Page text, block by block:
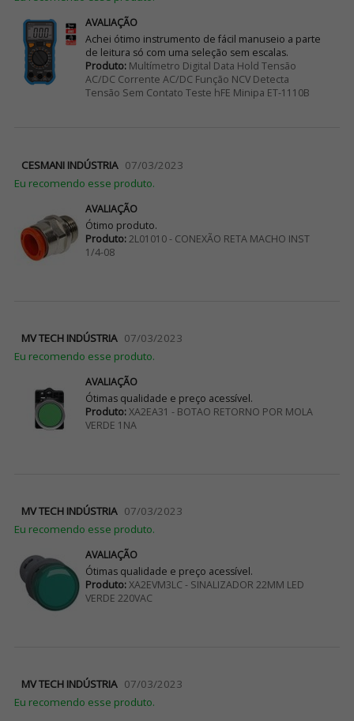
AVALIAÇÃO
Achei ótimo instrumento de fácil manuseio a parte
de leitura só com uma seleção sem escalas.
Produto:Multímetro Digital Data Hold Tensão
AC/DC Corrente AC/DC Função NCV Detecta
Tensão Sem Contato Teste hFE Minipa ET-1110B
CESMANI INDÚSTRIA 07/03/2023
Eu recomendo esse produto.
AVALIAÇÃO
Ótimo produto.
Produto:2L01010 - CONEXÃO RETA MACHO INST
1/4-08
MV TECH INDÚSTRIA 07/03/2023
Eu recomendo esse produto.
AVALIAÇÃO
Ótimas qualidade e preço acessível.
Produto:XA2EA31 - BOTAO RETORNO POR MOLA
VERDE 1NA
MV TECH INDÚSTRIA 07/03/2023
Eu recomendo esse produto.
AVALIAÇÃO
Ótimas qualidade e preço acessível.
Produto:XA2EVM3LC - SINALIZADOR 22MM LED
VERDE 220VAC
MV TECH INDÚSTRIA 07/03/2023
Eu recomendo esse produto.